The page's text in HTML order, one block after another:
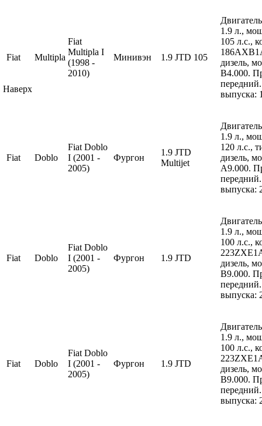
Fiat Multipla
Fiat
Multipla I
(1998 -
2010)
Минивэн 1.9 JTD 105
1.9 л.,
105 л.с.,
дизель,
B4.000.
выпуска:
Fiat Doblo
Fiat Doblo
I (2001 -
2005)
Фургон
1.9 JTD
Multijet
1.9 л.,
120 л.с.,
дизель,
A9.000.
выпуска:
Fiat Doblo
Fiat Doblo
I (2001 -
2005)
Фургон 1.9 JTD
1.9 л.,
100 л.с.,
дизель,
B9.000.
выпуска:
Fiat Doblo
Fiat Doblo
I (2001 -
2005)
Фургон 1.9 JTD
1.9 л.,
100 л.с.,
дизель,
B9.000.
выпуска:
Наверх